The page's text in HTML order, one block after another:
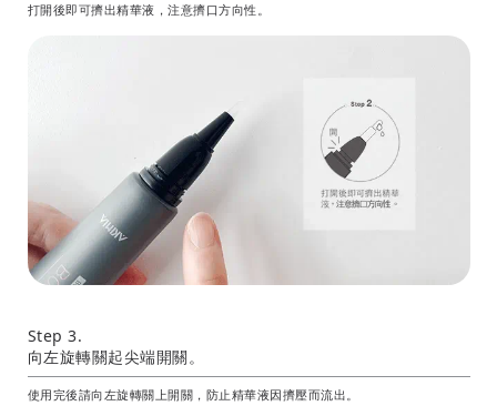
打開後即可擠出精華液，注意擠口方向性。
Step 3.
向左旋轉關起尖端開關。
使用完後請向左旋轉關上開關，防止精華液因擠壓而流出。